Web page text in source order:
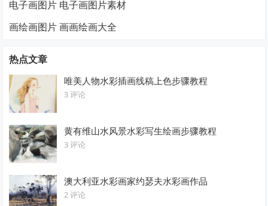
电子画图片 电子画图片素材
画绘画图片 画画绘画大全
热点文章
唯美人物水彩插画线稿上色步骤教程
3 评论
黄有维山水风景水彩写生绘画步骤教程
3 评论
澳大利亚水彩画家约瑟夫水彩画作品
2 评论